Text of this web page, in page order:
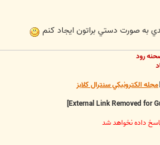
رود
مجله الکترونيکي سنترال کلابز